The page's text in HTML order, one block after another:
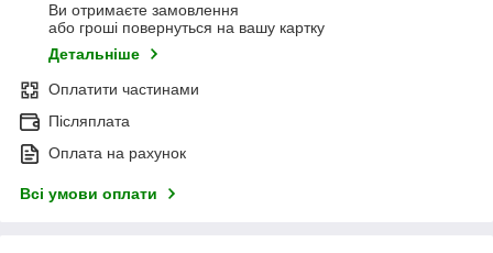
Ви отримаєте замовлення
або гроші повернуться на вашу картку
Детальніше
Оплатити частинами
Післяплата
Оплата на рахунок
Всі умови оплати